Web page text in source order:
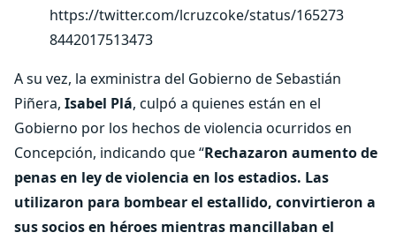
https://twitter.com/lcruzcoke/status/165273
8442017513473
A su vez, la exministra del Gobierno de Sebastián
Piñera, Isabel Plá, culpó a quienes están en el
Gobierno por los hechos de violencia ocurridos en
Concepción, indicando que “Rechazaron aumento de
penas en ley de violencia en los estadios. Las
utilizaron para bombear el estallido, convirtieron a
sus socios en héroes mientras mancillaban el